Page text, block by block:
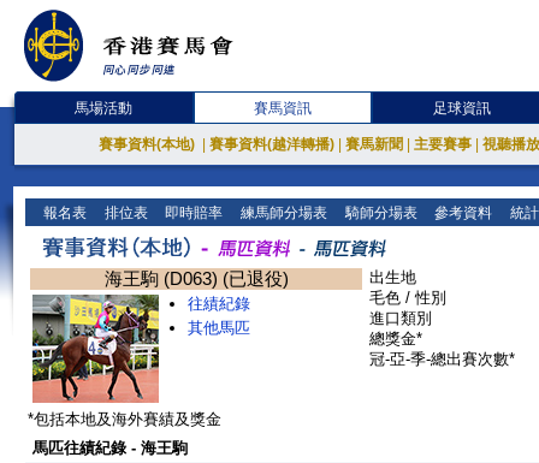
馬場活動 賽馬資訊 足球資訊
賽事資料(本地) 賽事資料(越洋轉播) 賽馬新聞 主要賽事 視聽播
報名表 排位表 即時賠率 練馬師分場表 騎師分場表 參考資料 統
海王駒 (D063) (已退役)
往績紀錄
其他馬匹
出生地
毛色 / 性別
進口類別
總獎金*
冠-亞-季-總出賽次數*
*包括本地及海外賽績及獎金
馬匹往績紀錄 - 海王駒